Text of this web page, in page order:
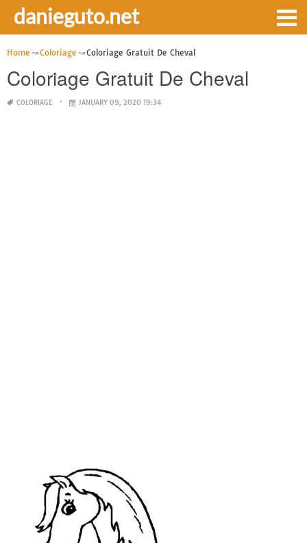
danieguto.net
Home Coloriage Coloriage Gratuit De Cheval
Coloriage Gratuit De Cheval
COLORIAGE JANUARY 09, 2020 19:34